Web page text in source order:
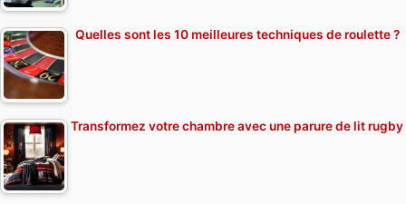
Quelles sont les 10 meilleures techniques de roulette ?
Transformez votre chambre avec une parure de lit rugby